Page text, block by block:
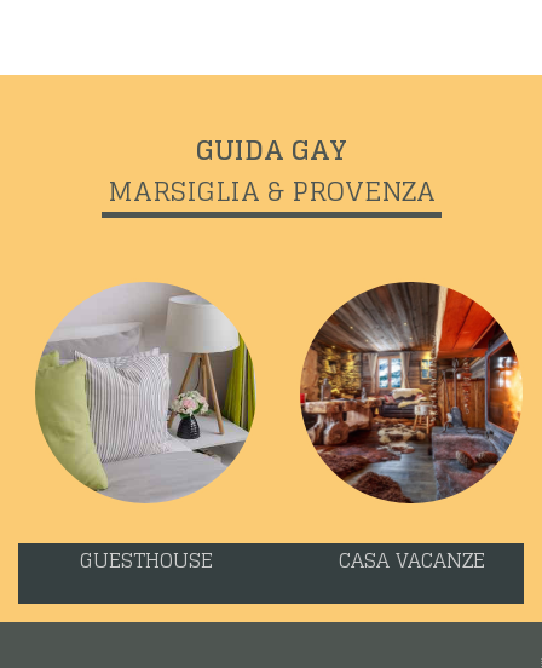
GUIDA GAY
MARSIGLIA & PROVENZA
GUESTHOUSE CASA VACANZE